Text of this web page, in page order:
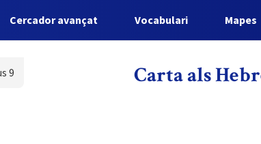
Cercador avançat Vocabulari Mapes
9 Carta als